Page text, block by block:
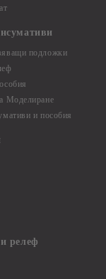
подложки
Моделиране
и пособия
релеф